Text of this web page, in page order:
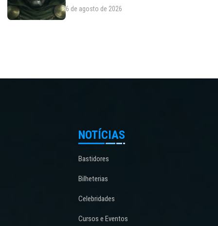
6 de agosto de 2026
NOTÍCIAS
Bastidores
Bilheterias
Celebridades
Cursos e Eventos